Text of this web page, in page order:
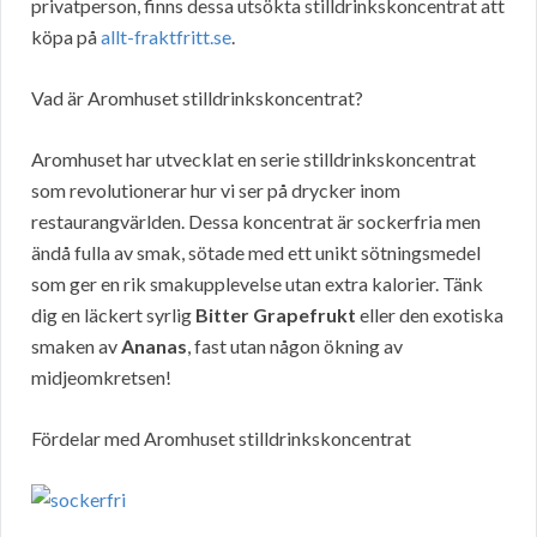
privatperson, finns dessa utsökta stilldrinkskoncentrat att
köpa påallt-fraktfritt.se.
Vad är Aromhuset stilldrinkskoncentrat?
Aromhuset har utvecklat en serie stilldrinkskoncentrat
som revolutionerar hur vi ser på drycker inom
restaurangvärlden. Dessa koncentrat är sockerfria men
ändå fulla av smak, sötade med ett unikt sötningsmedel
som ger en rik smakupplevelse utan extra kalorier. Tänk
dig en läckert syrlig Bitter Grapefrukt eller den exotiska
smaken avAnanas, fast utan någon ökning av
midjeomkretsen!
Fördelar med Aromhuset stilldrinkskoncentrat